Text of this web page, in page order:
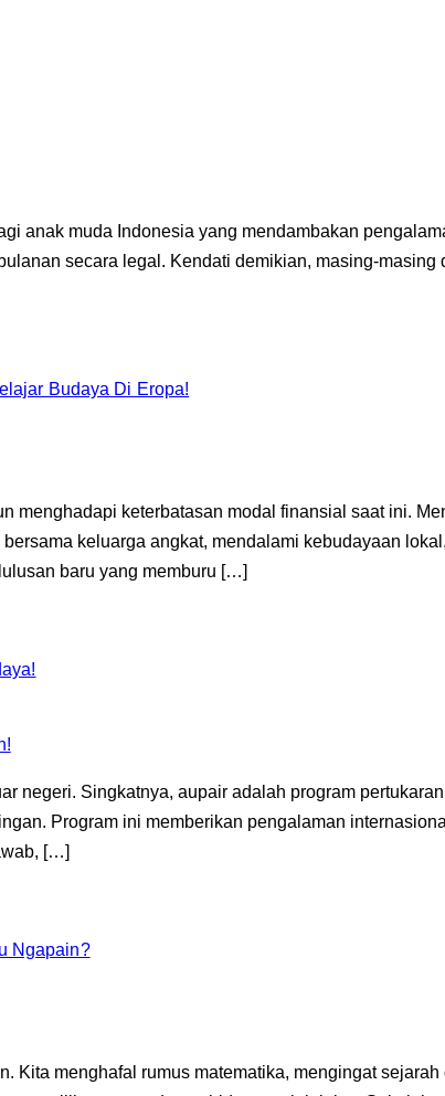
anak muda Indonesia yang mendambakan
secara legal. Kendati demikian, masing-
Budaya Di Eropa!
menghadapi keterbatasan modal finansial saat ini.
keluarga angkat, mendalami kebudayaan
baru yang memburu […]
negeri. Singkatnya, aupair adalah program
Program ini memberikan pengalaman
[…]
Ngapain?
Kita menghafal rumus matematika, mengingat